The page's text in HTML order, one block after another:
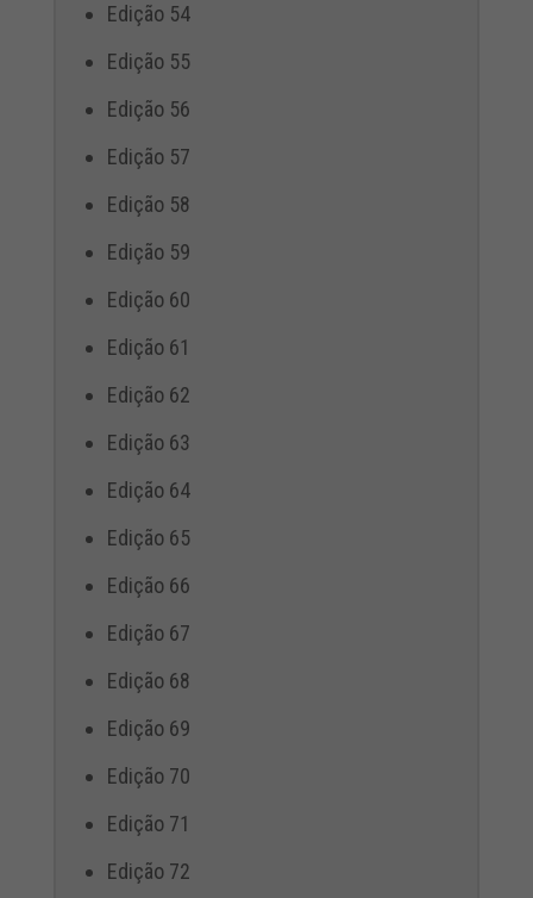
Edição 54
Edição 55
Edição 56
Edição 57
Edição 58
Edição 59
Edição 60
Edição 61
Edição 62
Edição 63
Edição 64
Edição 65
Edição 66
Edição 67
Edição 68
Edição 69
Edição 70
Edição 71
Edição 72